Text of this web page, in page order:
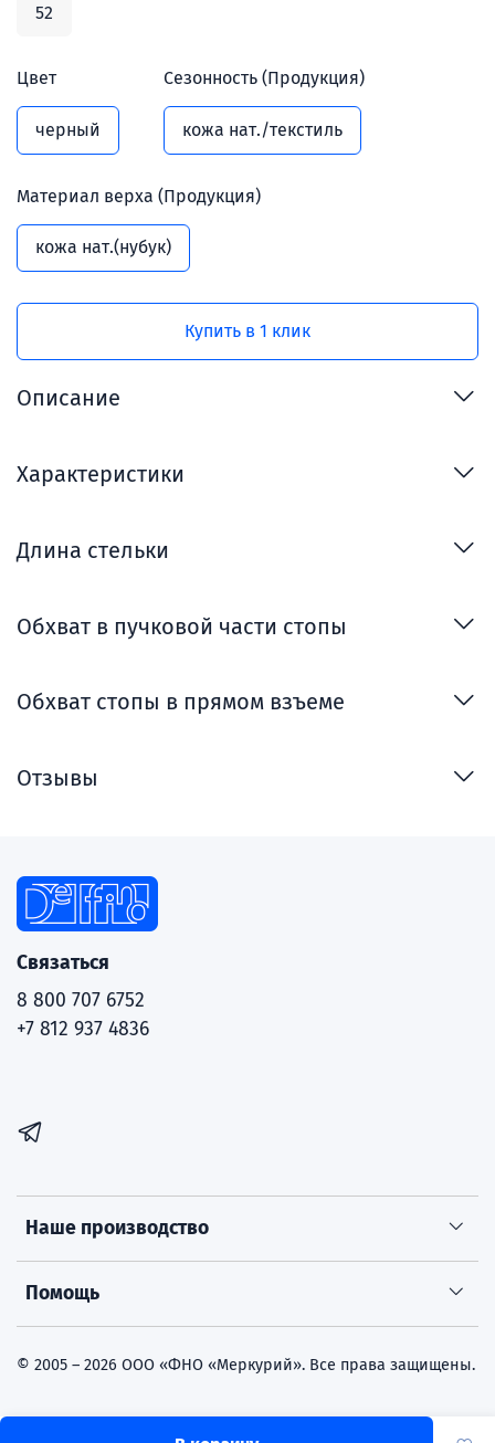
Купить в 1 клик
52
Цвет
черный
Сезонность (Продукция)
кожа нат./текстиль
Материал верха (Продукция)
кожа нат.(нубук)
Описание
Характеристики
Длина стельки
Обхват в пучковой части стопы
Обхват стопы в прямом взъеме
Отзывы
Наше производство
Помощь
Связаться
8 800 707 6752
+7 812 937 4836
© 2005 – 2026 ООО «ФНО «Меркурий». Все права защищены.